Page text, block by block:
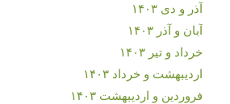
آذر و دی ۱۴۰۳
آبان و آذر ۱۴۰۳
خرداد و تیر ۱۴۰۳
اردیبهشت و خرداد ۱۴۰۳
فروردین و اردیبهشت ۱۴۰۳